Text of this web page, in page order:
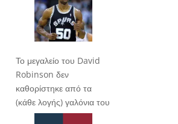
Το μεγαλείο του David
Robinson δεν
καθορίστηκε από τα
(κάθε λογής) γαλόνια του